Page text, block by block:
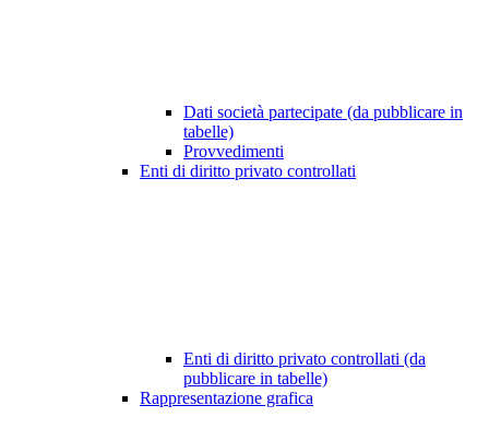
Dati società partecipate (da pubblicare in
tabelle)
Provvedimenti
Enti di diritto privato controllati
Enti di diritto privato controllati (da
pubblicare in tabelle)
Rappresentazione grafica